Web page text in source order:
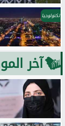
تكنولوجيا
آخر